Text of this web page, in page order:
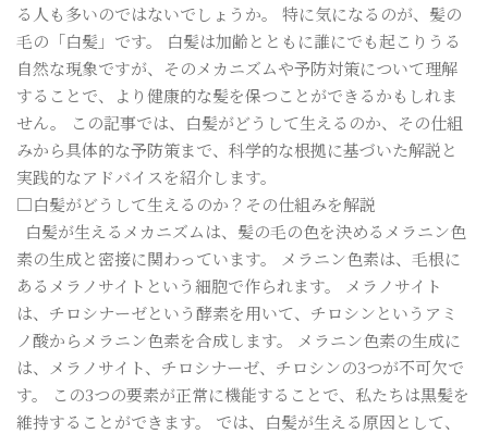
る人も多いのではないでしょうか。 特に気になるのが、髪の
毛の「白髪」です。 白髪は加齢とともに誰にでも起こりうる
自然な現象ですが、そのメカニズムや予防対策について理解
することで、より健康的な髪を保つことができるかもしれま
せん。 この記事では、白髪がどうして生えるのか、その仕組
みから具体的な予防策まで、科学的な根拠に基づいた解説と
実践的なアドバイスを紹介します。
□白髪がどうして生えるのか？その仕組みを解説
白髪が生えるメカニズムは、髪の毛の色を決めるメラニン色
素の生成と密接に関わっています。 メラニン色素は、毛根に
あるメラノサイトという細胞で作られます。 メラノサイト
は、チロシナーゼという酵素を用いて、チロシンというアミ
ノ酸からメラニン色素を合成します。 メラニン色素の生成に
は、メラノサイト、チロシナーゼ、チロシンの3つが不可欠で
す。 この3つの要素が正常に機能することで、私たちは黒髪を
維持することができます。 では、白髪が生える原因として、